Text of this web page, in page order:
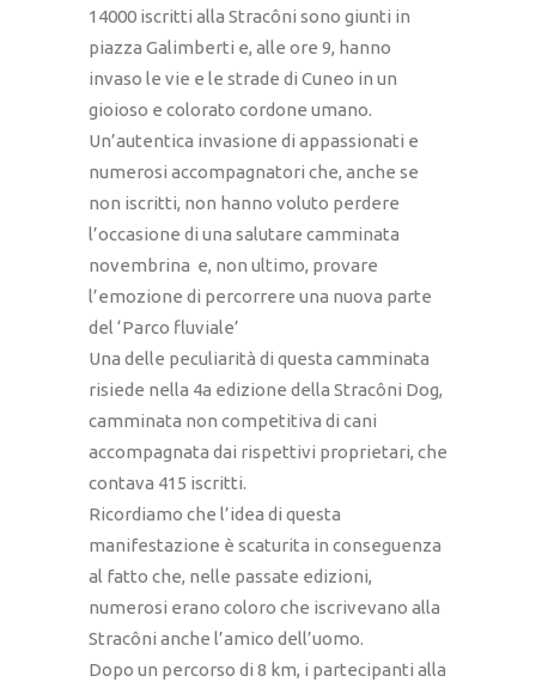
14000 iscritti alla Stracôni sono giunti in
piazza Galimberti e, alle ore 9, hanno
invaso le vie e le strade di Cuneo in un
gioioso e colorato cordone umano.
Un’autentica invasione di appassionati e
numerosi accompagnatori che, anche se
non iscritti, non hanno voluto perdere
l’occasione di una salutare camminata
novembrina e, non ultimo, provare
l’emozione di percorrere una nuova parte
del ‘Parco fluviale’
Una delle peculiarità di questa camminata
risiede nella 4a edizione della Stracôni Dog,
camminata non competitiva di cani
accompagnata dai rispettivi proprietari, che
contava 415 iscritti.
Ricordiamo che l’idea di questa
manifestazione è scaturita in conseguenza
al fatto che, nelle passate edizioni,
numerosi erano coloro che iscrivevano alla
Stracôni anche l’amico dell’uomo.
Dopo un percorso di 8 km, i partecipanti alla